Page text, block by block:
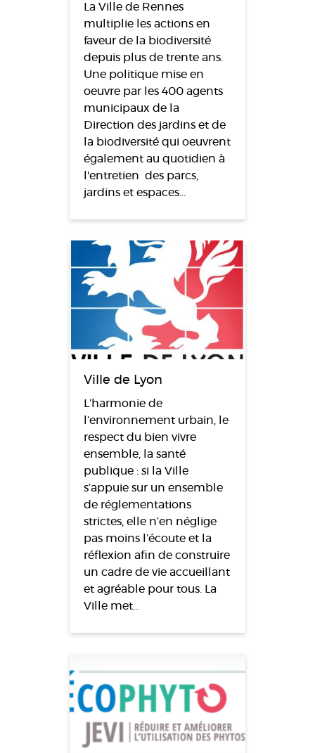
La Ville de Rennes
multiplie les actions en
faveur de la biodiversité
depuis plus de trente ans.
Une politique mise en
oeuvre par les 400 agents
municipaux de la
Direction des jardins et de
la biodiversité qui oeuvrent
également au quotidien à
l'entretien des parcs,
jardins et espaces…
Ville de Lyon
L’harmonie de
l’environnement urbain, le
respect du bien vivre
ensemble, la santé
publique : si la Ville
s’appuie sur un ensemble
de réglementations
strictes, elle n’en néglige
pas moins l’écoute et la
réflexion afin de construire
un cadre de vie accueillant
et agréable pour tous. La
Ville met…